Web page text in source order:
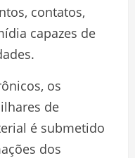
contatos,
capazes de
os
de
é submetido
dos